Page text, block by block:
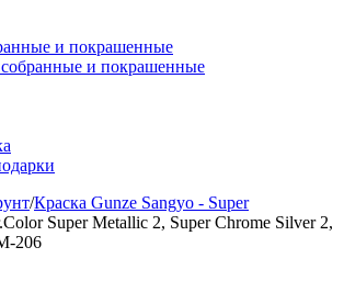
и покрашенные
и покрашенные
/Краска Gunze Sangyo - Super
Super Metallic 2, Super Chrome Silver 2,
206